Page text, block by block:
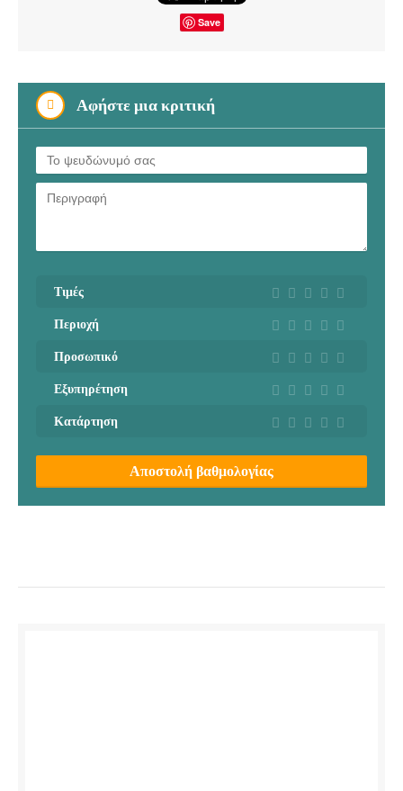
Save
Αφήστε μια κριτική
Τιμές
Περιοχή
Προσωπικό
Εξυπηρέτηση
Κατάρτηση
Αποστολή βαθμολογίας